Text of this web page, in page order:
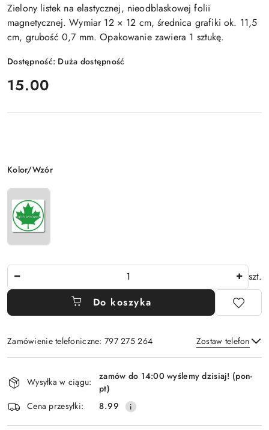
Zielony listek na elastycznej, nieodblaskowej folii
magnetycznej. Wymiar 12 × 12 cm, średnica grafiki ok. 11,5
cm, grubość 0,7 mm. Opakowanie zawiera 1 sztukę.
Dostępność: Duża dostępność
cena:
15.00
Wariant
Kolor/Wzór
szt.
Do koszyka
Zamówienie telefoniczne: 797 275 264 Zostaw telefon
i
dostawa
Wysyłka w ciągu:
zamów do 14:00 wyślemy dzisiaj! (pon-
pt)
Cena przesyłki:
8.99